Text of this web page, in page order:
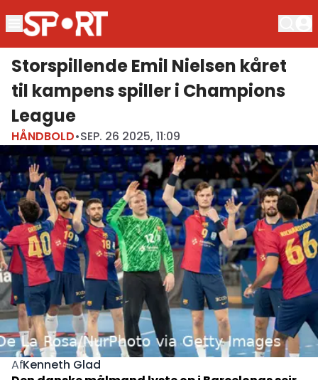
Storspillende Emil Nielsen kåret
til kampens spiller i Champions
League
HÅNDBOLD•SEP. 26 2025, 11:09
AfKenneth Glad